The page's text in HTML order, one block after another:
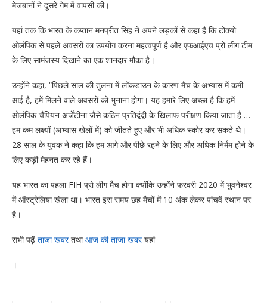
मेजबानों ने दूसरे गेम में वापसी की।
यहां तक ​​कि भारत के कप्तान मनप्रीत सिंह ने अपने लड़कों से कहा है कि टोक्यो
ओलंपिक से पहले अवसरों का उपयोग करना महत्वपूर्ण है और एफआईएच प्रो लीग टीम
के लिए सामंजस्य दिखाने का एक शानदार मौका है।
उन्होंने कहा, “पिछले साल की तुलना में लॉकडाउन के कारण मैच के अभ्यास में कमी
आई है, हमें मिलने वाले अवसरों को भुनाना होगा। यह हमारे लिए अच्छा है कि हमें
ओलंपिक चैंपियन अर्जेंटीना जैसे कठिन प्रतिद्वंद्वी के खिलाफ परीक्षण किया जाता है …
हम कम लक्ष्यों (अभ्यास खेलों में) को जीतते हुए और भी अधिक स्कोर कर सकते थे।
28 साल के युवक ने कहा कि हम आगे और पीछे रहने के लिए और अधिक निर्मम होने के
लिए कड़ी मेहनत कर रहे हैं।
यह भारत का पहला FIH प्रो लीग मैच होगा क्योंकि उन्होंने फरवरी 2020 में भुवनेश्वर
में ऑस्ट्रेलिया खेला था। भारत इस समय छह मैचों में 10 अंक लेकर पांचवें स्थान पर
है।
सभी पढ़ें ताजा खबरतथाआज की ताजा खबरयहां
।